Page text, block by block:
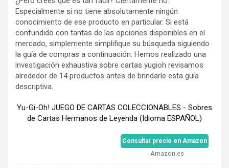
Especialmente si no tiene absolutamente ningún
conocimiento de ese producto en particular. Si está
confundido con tantas de las opciones disponibles en el
mercado, simplemente simplifique su búsqueda siguiendo
la guía de compras a continuación. Hemos realizado una
investigación exhaustiva sobre cartas yugioh revisamos
alrededor de 14 productos antes de brindarle esta guía
descriptiva.
Yu-Gi-Oh! JUEGO DE CARTAS COLECCIONABLES - Sobres
de Cartas Hermanos de Leyenda (Idioma ESPAÑOL)
Consultar precio en Amazon
Amazon.es